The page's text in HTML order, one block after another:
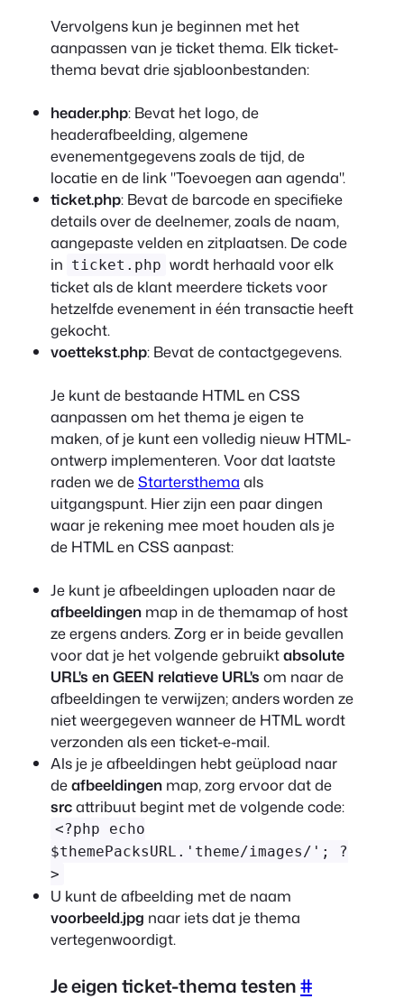
Vervolgens kun je beginnen met het
aanpassen van je ticket thema. Elk ticket-
thema bevat drie sjabloonbestanden:
header.php: Bevat het logo, de
headerafbeelding, algemene
evenementgegevens zoals de tijd, de
locatie en de link "Toevoegen aan agenda".
ticket.php: Bevat de barcode en specifieke
details over de deelnemer, zoals de naam,
aangepaste velden en zitplaatsen. De code
in ticket.php wordt herhaald voor elk
ticket als de klant meerdere tickets voor
hetzelfde evenement in één transactie heeft
gekocht.
voettekst.php: Bevat de contactgegevens.
Je kunt de bestaande HTML en CSS
aanpassen om het thema je eigen te
maken, of je kunt een volledig nieuw HTML-
ontwerp implementeren. Voor dat laatste
raden we deStartersthema als
uitgangspunt. Hier zijn een paar dingen
waar je rekening mee moet houden als je
de HTML en CSS aanpast:
Je kunt je afbeeldingen uploaden naar de
afbeeldingen map in de themamap of host
ze ergens anders. Zorg er in beide gevallen
voor dat je het volgende gebruiktabsolute
URL's en GEEN relatieve URL's om naar de
afbeeldingen te verwijzen; anders worden ze
niet weergegeven wanneer de HTML wordt
verzonden als een ticket-e-mail.
Als je je afbeeldingen hebt geüpload naar
deafbeeldingen map, zorg ervoor dat de
srcattribuut begint met de volgende code:
<?php echo
$themePacksURL.'theme/images/'; ?
>
U kunt de afbeelding met de naam
voorbeeld.jpg naar iets dat je thema
vertegenwoordigt.
Je eigen ticket-thema testen#